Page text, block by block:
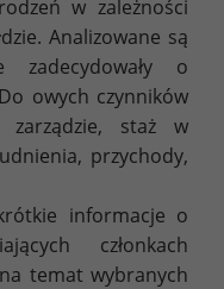
w zależności
Analizowane są
o
owych czynników
zarządzie, staż w
przychody,
informacje o
członkach
temat wybranych